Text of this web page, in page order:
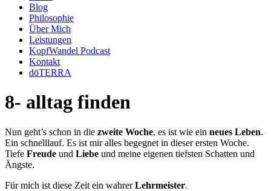
Blog
Philosophie
Über Mich
Leistungen
KopfWandel Podcast
Kontakt
dōTERRA
8- alltag finden
Nun geht’s schon in die zweite Woche, es ist wie ein neues Leben.
Ein schnelllauf. Es ist mir alles begegnet in dieser ersten Woche.
Tiefe Freude und Liebe und meine eigenen tiefsten Schatten und
Ängste.
Für mich ist diese Zeit ein wahrerLehrmeister.